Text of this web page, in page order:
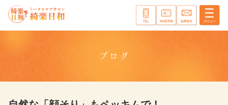
ブログ